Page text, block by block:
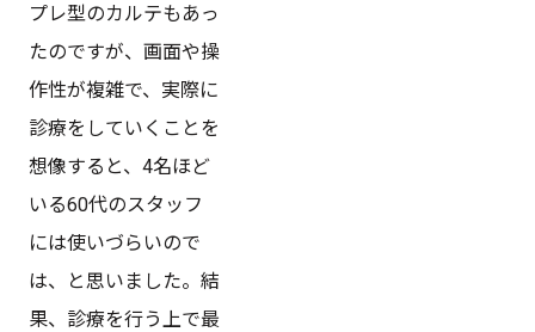
プレ型のカルテもあっ
たのですが、画面や操
作性が複雑で、実際に
診療をしていくことを
想像すると、4名ほど
いる60代のスタッフ
には使いづらいので
は、と思いました。結
果、診療を行う上で最